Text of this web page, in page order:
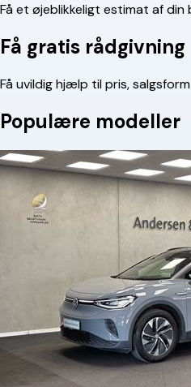
Få et øjeblikkeligt estimat af
Få gratis rådgivning
Få uvildig hjælp til pris,
Populære modeller